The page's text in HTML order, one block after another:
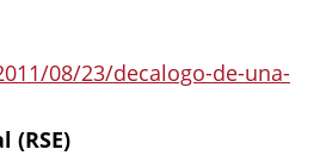
08/23/decalogo-de-una-
(RSE)